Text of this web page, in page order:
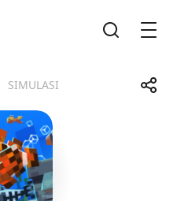
SIMULASI
TelegramFacebook